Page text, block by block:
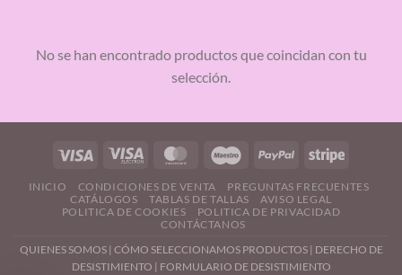
No se han encontrado productos que coincidan con tu
selección.
INICIO CONDICIONES DE VENTA
PREGUNTAS FRECUENTES
CATÁLOGOS
TABLAS DE TALLAS
AVISO LEGAL
POLITICA DE COOKIES
POLITICA DE PRIVACIDAD
CONTÁCTANOS
QUIENES SOMOS| CÓMO SELECCIONAMOS PRODUCTOS| DERECHO DE
DESISTIMIENTO | FORMULARIO DE DESISTIMIENTO